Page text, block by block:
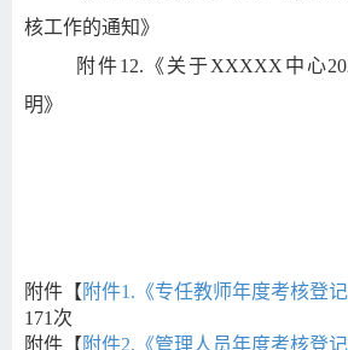
核工作的通知》
附件12. 《关于XXXXX 中心
明》
附件【 附件1.《专任教师年度考核登
171 次
附件【 附件2.《管理人员年度考核登